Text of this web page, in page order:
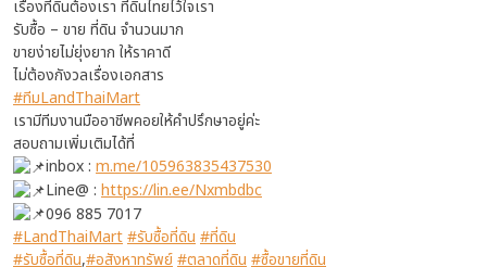
เรื่องที่ดินต้องเรา ที่ดินไทยไว้ใจเรา
รับซื้อ – ขาย ที่ดิน จำนวนมาก
ขายง่ายไม่ยุ่งยาก ให้ราคาดี
ไม่ต้องกังวลเรื่องเอกสาร
#ทีมLandThaiMart
เรามีทีมงานมืออาชีพคอยให้คำปรึกษาอยู่ค่ะ
สอบถามเพิ่มเติมได้ที่
inbox : m.me/105963835437530
Line@ : https://lin.ee/Nxmbdbc
096 885 7017
#LandThaiMart#รับซื้อที่ดิน#ที่ดิน
#รับซื้อที่ดิน,#อสังหาทรัพย์#ตลาดที่ดิน#ซื้อขายที่ดิน